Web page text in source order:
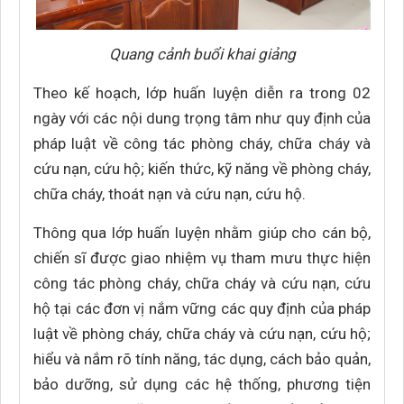
Quang cảnh buổi khai giảng
Theo kế hoạch, lớp huấn luyện diễn ra trong 02
ngày với các nội dung trọng tâm như quy định của
pháp luật về công tác phòng cháy, chữa cháy và
cứu nạn, cứu hộ; kiến thức, kỹ năng về phòng cháy,
chữa cháy, thoát nạn và cứu nạn, cứu hộ.
Thông qua lớp huấn luyện nhằm giúp cho cán bộ,
chiến sĩ được giao nhiệm vụ tham mưu thực hiện
công tác phòng cháy, chữa cháy và cứu nạn, cứu
hộ tại các đơn vị nắm vững các quy định của pháp
luật về phòng cháy, chữa cháy và cứu nạn, cứu hộ;
hiểu và nắm rõ tính năng, tác dụng, cách bảo quản,
bảo dưỡng, sử dụng các hệ thống, phương tiện